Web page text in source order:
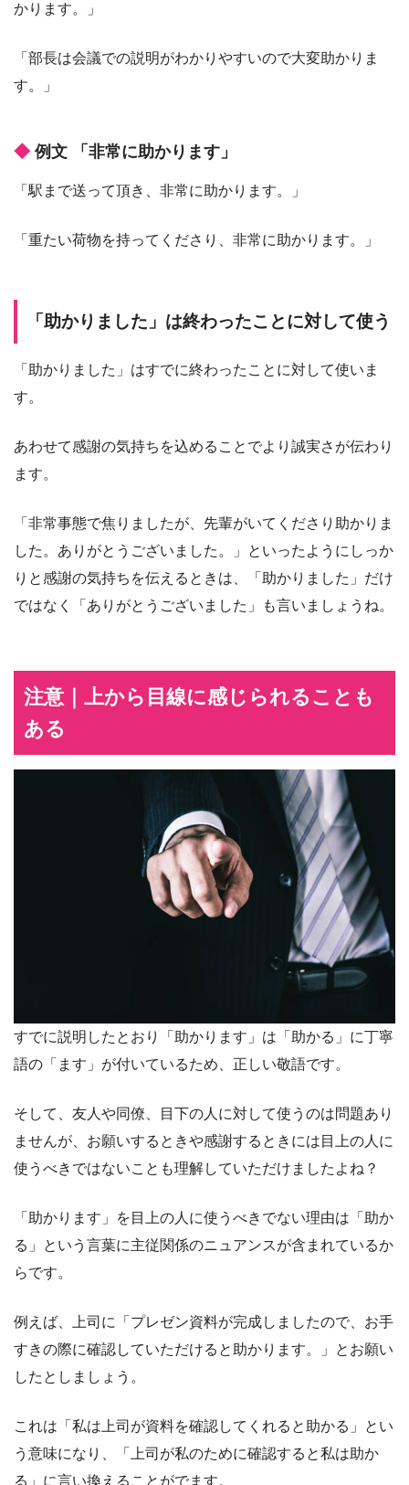
かります。」
「部長は会議での説明がわかりやすいので大変助かりま
す。」
例文 「非常に助かります」
「駅まで送って頂き、非常に助かります。」
「重たい荷物を持ってくださり、非常に助かります。」
「助かりました」は終わったことに対して使う
「助かりました」はすでに終わったことに対して使いま
す。
あわせて感謝の気持ちを込めることでより誠実さが伝わり
ます。
「非常事態で焦りましたが、先輩がいてくださり助かりま
した。ありがとうございました。」といったようにしっか
りと感謝の気持ちを伝えるときは、「助かりました」だけ
ではなく「ありがとうございました」も言いましょうね。
注意｜上から目線に感じられることも
ある
すでに説明したとおり「助かります」は「助かる」に丁寧
語の「ます」が付いているため、正しい敬語です。
そして、友人や同僚、目下の人に対して使うのは問題あり
ませんが、お願いするときや感謝するときには目上の人に
使うべきではないことも理解していただけましたよね？
「助かります」を目上の人に使うべきでない理由は「助か
る」という言葉に主従関係のニュアンスが含まれているか
らです。
例えば、上司に「プレゼン資料が完成しましたので、お手
すきの際に確認していただけると助かります。」とお願い
したとしましょう。
これは「私は上司が資料を確認してくれると助かる」とい
う意味になり、「上司が私のために確認すると私は助か
る」に言い換えることがでます。